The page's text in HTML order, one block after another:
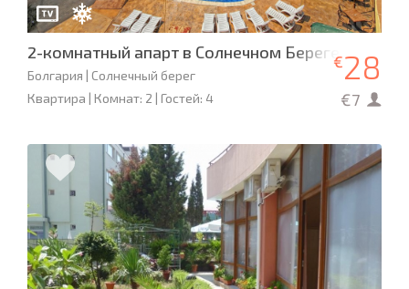
2-комнатный апарт в Солнечном Береге
Болгария | Солнечный берег
Квартира | Комнат: 2 | Гостей: 4
€28
€7